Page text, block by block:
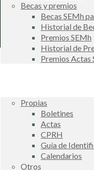
Becas y premios
Becas SEMh
Historial de
Premios SEMh
Historial de
Premios Actas
Propias
Boletines
Actas
CPRH
Guía de
Calendarios
Otros